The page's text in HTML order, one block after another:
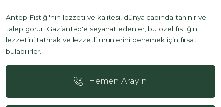
Antep Fıstığı'nın lezzeti ve kalitesi, dünya çapında tanınır ve
talep görür. Gaziantep'e seyahat edenler, bu özel fıstığın
lezzetini tatmak ve lezzetli ürünlerini denemek için fırsat
bulabilirler.
Hemen Arayın